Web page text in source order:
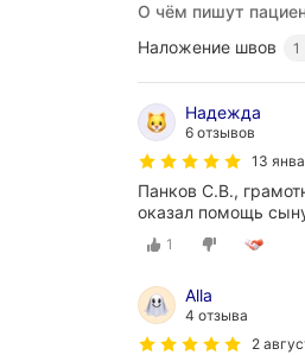
О чём пишут
Наложение швов
1
Надежда
6 отзывов
13
Панков С.В.,
оказал помощь
1
Alla
4 отзыва
2